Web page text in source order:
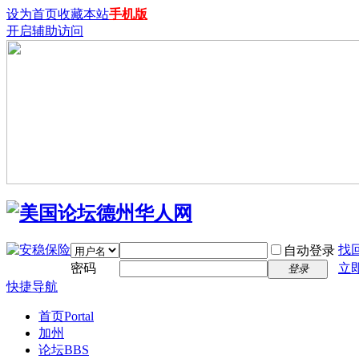
设为首页收藏本站手机版
开启辅助访问
自动登录 找
密码
登录
立
快捷导航
首页Portal
加州
论坛BBS